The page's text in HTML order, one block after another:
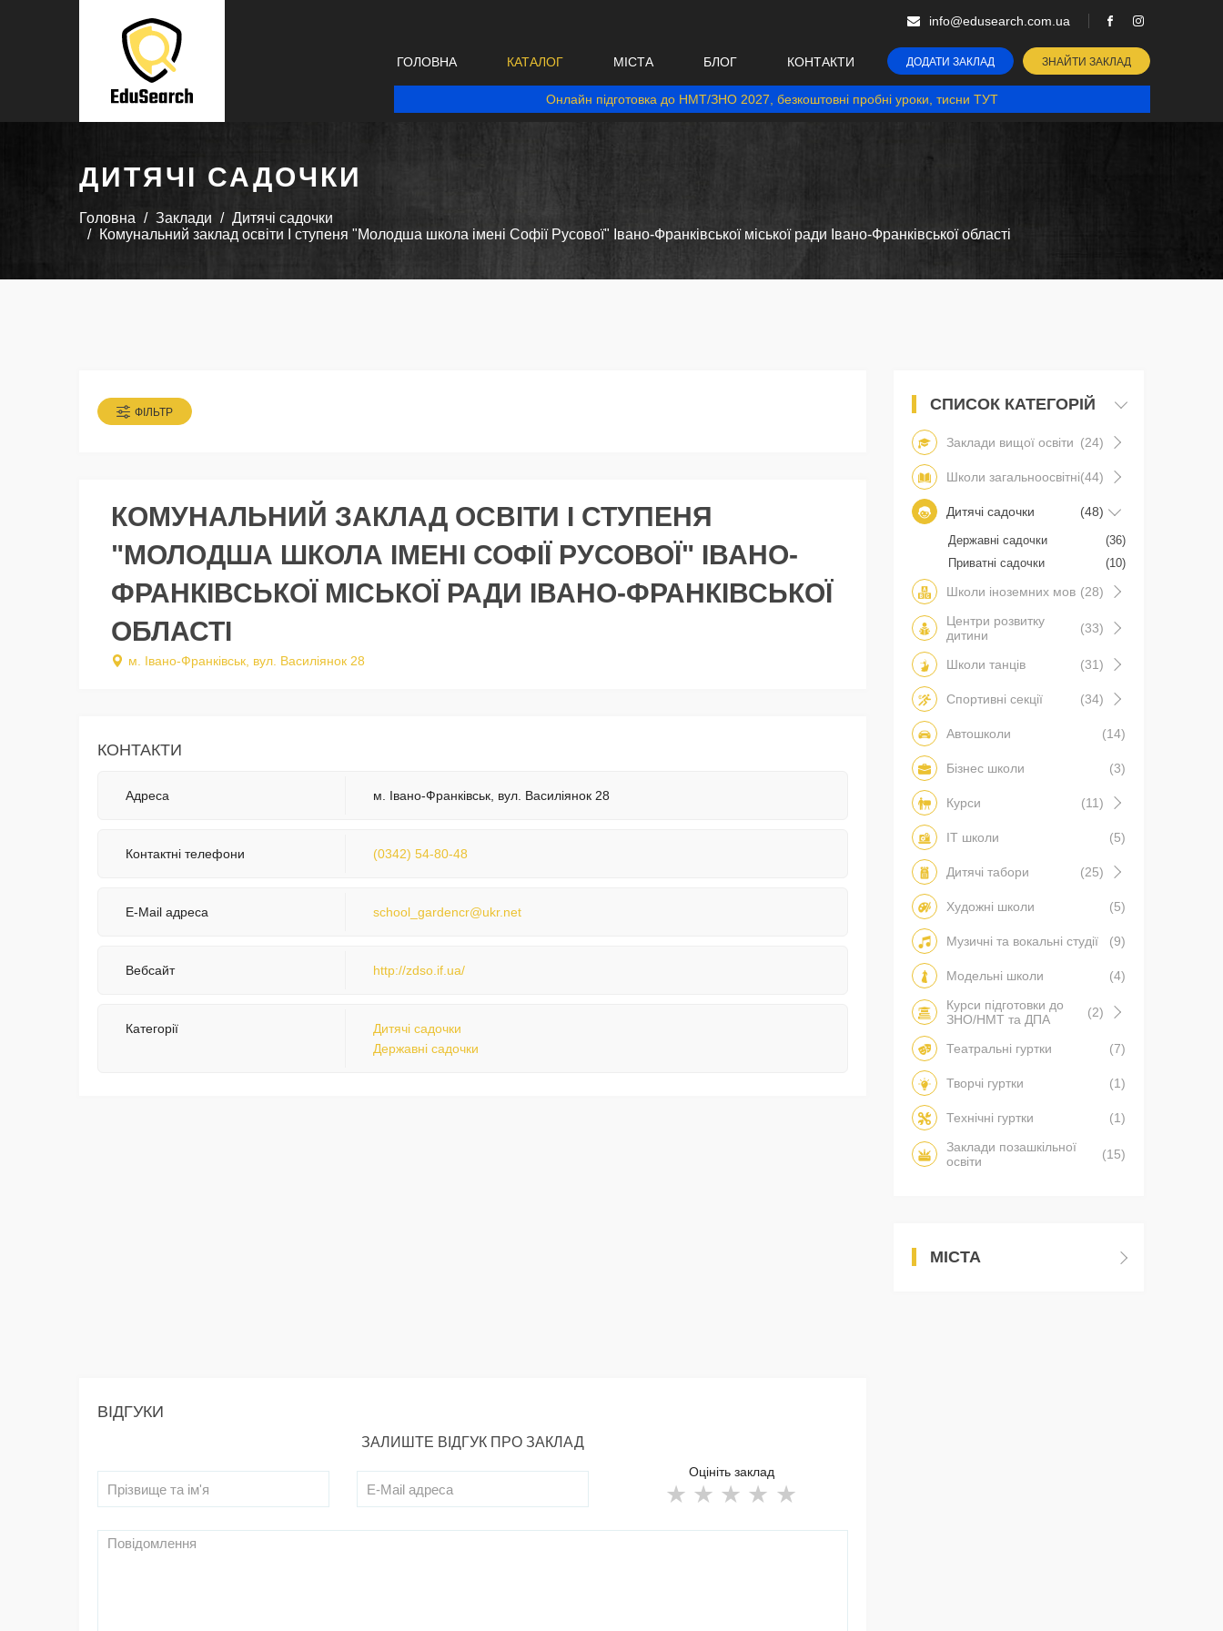
info@edusearch.com.ua
ГОЛОВНА КАТАЛОГ МІСТА БЛОГ КОНТАКТИ ДОДАТИ ЗАКЛАД ЗНАЙТИ ЗАКЛАД
Онлайн підготовка до НМТ/ЗНО 2027, безкоштовні пробні уроки, тисни ТУТ
ДИТЯЧІ САДОЧКИ
Головна Заклади
Дитячі садочки
Комунальний заклад освіти І ступеня "Молодша школа імені Софії Русової" Івано-Франківської міської ради Івано-Франківської області
ФІЛЬТР
КОМУНАЛЬНИЙ ЗАКЛАД ОСВІТИ І СТУПЕНЯ
"МОЛОДША ШКОЛА ІМЕНІ СОФІЇ РУСОВОЇ" ІВАНО-
ФРАНКІВСЬКОЇ МІСЬКОЇ РАДИ ІВАНО-ФРАНКІВСЬКОЇ
ОБЛАСТІ
м. Івано-Франківськ, вул. Василіянок 28
КОНТАКТИ
Адреса м. Івано-Франківськ, вул. Василіянок 28
Контактні телефони (0342) 54-80-48
E-Mail адреса school_gardencr@ukr.net
Вебсайт http://zdso.if.ua/
Категорії
Дитячі садочки
Державні садочки
ВІДГУКИ
ЗАЛИШТЕ ВІДГУК ПРО ЗАКЛАД
Оцініть заклад
СПИСОК КАТЕГОРІЙ
Заклади вищої освіти (24)
Школи загальноосвітні(44)
Дитячі садочки (48)
Державні садочки
(36)
Приватні садочки
(10)
Школи іноземних мов (28)
Центри розвитку
дитини
(33)
Школи танців (31)
Спортивні секції (34)
Автошколи (14)
Бізнес школи (3)
Курси (11)
IT школи (5)
Дитячі табори (25)
Художні школи (5)
Музичні та вокальні студії (9)
Модельні школи
(4)
Курси підготовки до
ЗНО/НМТ та ДПА
(2)
Театральні гуртки (7)
Творчі гуртки (1)
Технічні гуртки
(1)
Заклади позашкільної
освіти
(15)
МІСТА